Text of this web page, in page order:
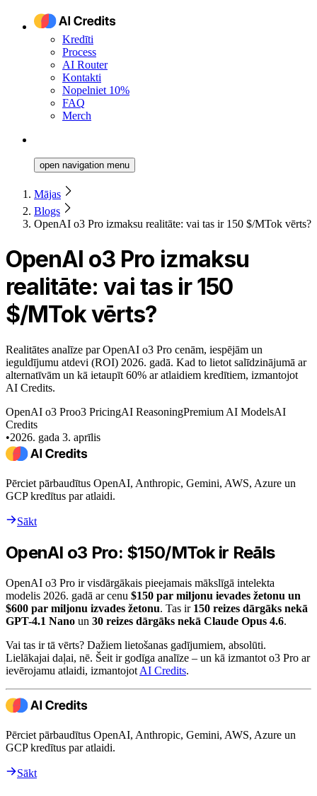
Kredīti
Process
AI Router
Kontakti
Nopelniet 10%
FAQ
Merch
open navigation menu
Mājas
Blogs
OpenAI o3 Pro izmaksu realitāte: vai tas ir 150 $/MTok vērts?
OpenAI o3 Pro izmaksu
realitāte: vai tas ir 150
$/MTok vērts?
Realitātes analīze par OpenAI o3 Pro cenām, iespējām un
ieguldījumu atdevi (ROI) 2026. gadā. Kad to lietot salīdzinājumā ar
alternatīvām un kā ietaupīt 60% ar atlaidiem kredītiem, izmantojot
AI Credits.
OpenAI o3 Proo3 PricingAI ReasoningPremium AI ModelsAI
Credits
•2026. gada 3. aprīlis
Pērciet pārbaudītus OpenAI, Anthropic, Gemini, AWS, Azure un
GCP kredītus par atlaidi.
Sākt
OpenAI o3 Pro: $150/MTok ir Reāls
OpenAI o3 Pro ir visdārgākais pieejamais mākslīgā intelekta
modelis 2026. gadā ar cenu $150 par miljonu ievades žetonu un
$600 par miljonu izvades žetonu. Tas ir 150 reizes dārgāks nekā
GPT-4.1 Nano un 30 reizes dārgāks nekā Claude Opus 4.6.
Vai tas ir tā vērts? Dažiem lietošanas gadījumiem, absolūti.
Lielākajai daļai, nē. Šeit ir godīga analīze – un kā izmantot o3 Pro ar
ievērojamu atlaidi, izmantojot AI Credits.
Pērciet pārbaudītus OpenAI, Anthropic, Gemini, AWS, Azure un
GCP kredītus par atlaidi.
Sākt